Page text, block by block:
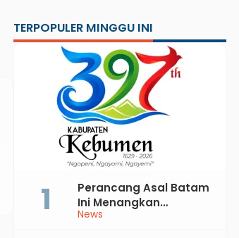
TERPOPULER MINGGU INI
News
Perancang Asal Batam
Ini Menangkan
Sayembara Logo Hari